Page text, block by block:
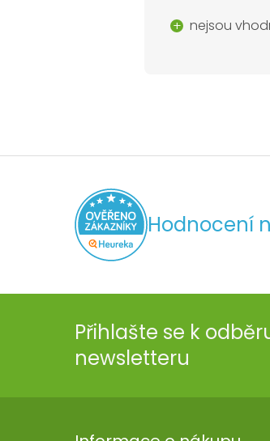
nejsou
Hodnocení
Přihlašte se k
newsletteru